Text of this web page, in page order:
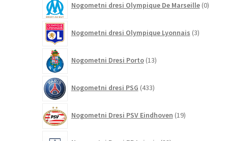
Nogometni dresi Olympique De Marseille 0
Nogometni dresi Olympique Lyonnais 3izdelki
Nogometni Dresi Porto 13izdelkov
Nogometni dresi PSG 433izdelkov
Nogometni Dresi PSV Eindhoven 19izdelkov